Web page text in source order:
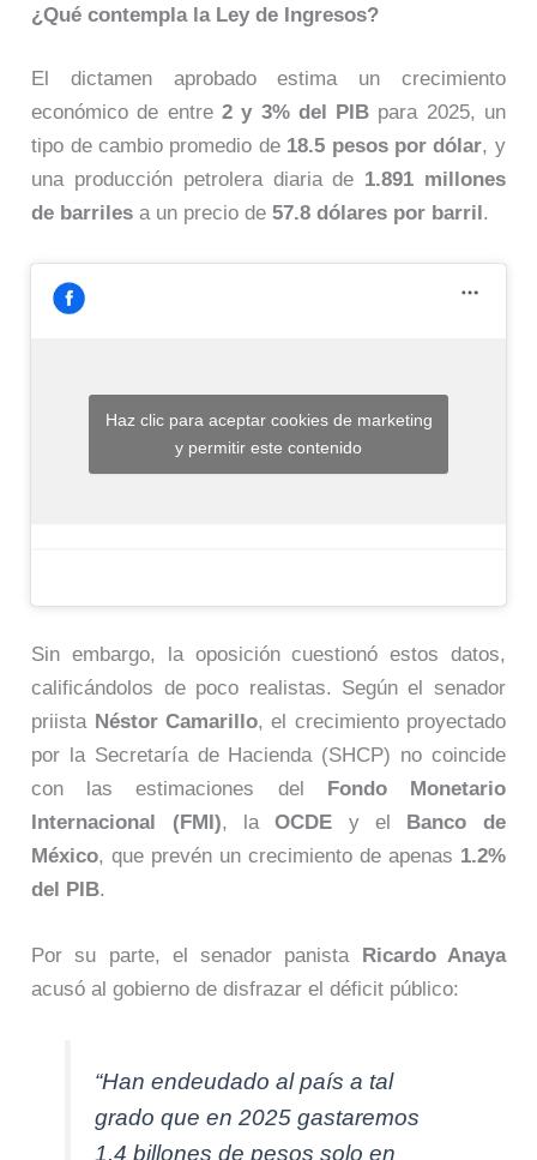
¿Qué contempla la Ley de Ingresos?
El dictamen aprobado estima un crecimiento
económico de entre 2 y 3% del PIB para 2025, un
tipo de cambio promedio de 18.5 pesos por dólar, y
una producción petrolera diaria de 1.891 millones
de barriles a un precio de57.8 dólares por barril .
Haz clic para aceptar cookies de marketing
y permitir este contenido
Sin embargo, la oposición cuestionó estos datos,
calificándolos de poco realistas. Según el senador
priista Néstor Camarillo, el crecimiento proyectado
por la Secretaría de Hacienda (SHCP) no coincide
con las estimaciones del Fondo Monetario
Internacional (FMI), laOCDE y el Banco de
México, que prevén un crecimiento de apenas 1.2%
del PIB.
Por su parte, el senador panista Ricardo Anaya
acusó al gobierno de disfrazar el déficit público:
“Han endeudado al país a tal
grado que en 2025 gastaremos
1.4 billones de pesos solo en